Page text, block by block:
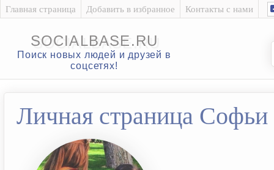
Главная страница Добавить в избранное Контакты с нами
SOCIALBASE.RU
Поиск новых людей и друзей в
соцсетях!
Личная страница